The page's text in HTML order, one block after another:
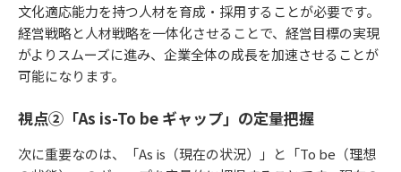
文化適応能力を持つ人材を育成・採用することが必要です。
経営戦略と人材戦略を一体化させることで、経営目標の実現
がよりスムーズに進み、企業全体の成長を加速させることが
可能になります。
視点②「As is-To be ギャップ」の定量把握
次に重要なのは、「As is（現在の状況）」と「To be（理想